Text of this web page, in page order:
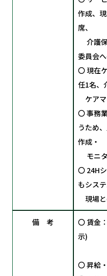
作成、
席、
介護保
委員会
〇 現在
任1名、
ケアマ
〇 事務
うため
作成・
モニタ
〇 24H
もシス
現場と
備 考
〇 賃金
示)
経験
〇 昇給